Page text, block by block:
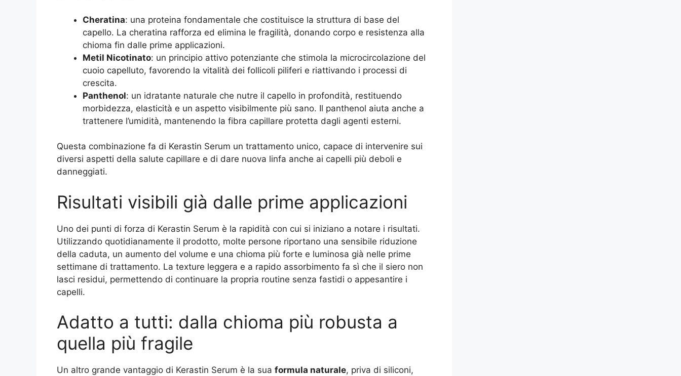
Cheratina: una proteina fondamentale che costituisce la struttura di base del
capello. La cheratina rafforza ed elimina le fragilità, donando corpo e resistenza alla
chioma fin dalle prime applicazioni.
Metil Nicotinato: un principio attivo potenziante che stimola la microcircolazione del
cuoio capelluto, favorendo la vitalità dei follicoli piliferi e riattivando i processi di
crescita.
Panthenol: un idratante naturale che nutre il capello in profondità, restituendo
morbidezza, elasticità e un aspetto visibilmente più sano. Il panthenol aiuta anche a
trattenere l’umidità, mantenendo la fibra capillare protetta dagli agenti esterni.
Questa combinazione fa di Kerastin Serum un trattamento unico, capace di intervenire sui
diversi aspetti della salute capillare e di dare nuova linfa anche ai capelli più deboli e
danneggiati.
Risultati visibili già dalle prime applicazioni
Uno dei punti di forza di Kerastin Serum è la rapidità con cui si iniziano a notare i risultati.
Utilizzando quotidianamente il prodotto, molte persone riportano una sensibile riduzione
della caduta, un aumento del volume e una chioma più forte e luminosa già nelle prime
settimane di trattamento. La texture leggera e a rapido assorbimento fa sì che il siero non
lasci residui, permettendo di continuare la propria routine senza fastidi o appesantire i
capelli.
Adatto a tutti: dalla chioma più robusta a
quella più fragile
Un altro grande vantaggio di Kerastin Serum è la sua formula naturale, priva di siliconi,